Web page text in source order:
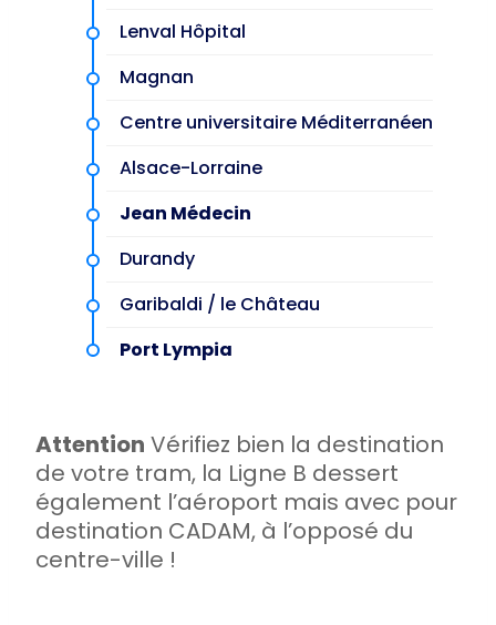
Lenval Hôpital
Magnan
Centre universitaire Méditerranéen
Alsace-Lorraine
Jean Médecin
Durandy
Garibaldi / le Château
Port Lympia
Attention Vérifiez bien la destination
de votre tram, la Ligne B dessert
également l’aéroport mais avec pour
destination CADAM, à l’opposé du
centre-ville !